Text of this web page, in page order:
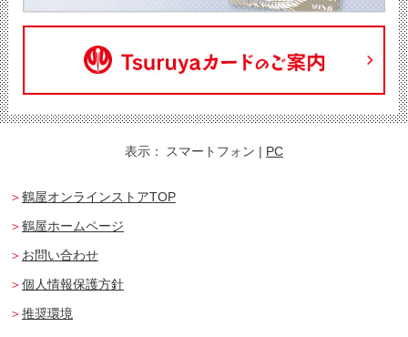
表示： スマートフォン | PC
鶴屋オンラインストアTOP
鶴屋ホームページ
お問い合わせ
個人情報保護方針
推奨環境